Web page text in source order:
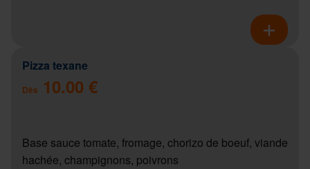
Pizza texane
Dès 10.00 €
Base sauce tomate, fromage, chorizo de boeuf, viande
hachée, champignons, poivrons